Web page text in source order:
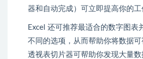
器和自动完成）可立即提高你的工
Excel 还可推荐最适合的数字图表
不同的选项，从而帮助你将数据
透视表切片器可帮助你发现大量数